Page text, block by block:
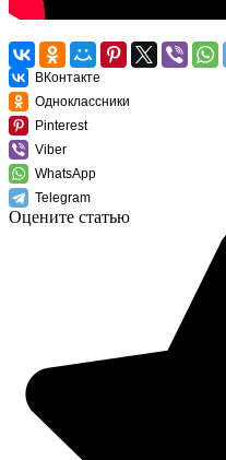
ВКонтакте
Одноклассники
Pinterest
Viber
WhatsApp
Telegram
Оцените статью